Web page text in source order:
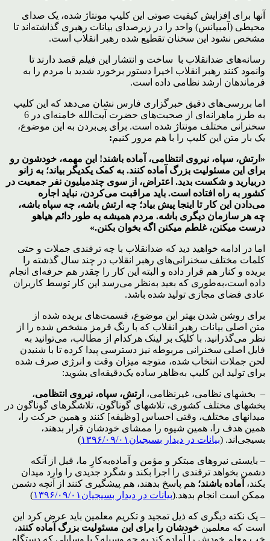
آنها برای افزایش کیفیت صوتی این کلیپ مونتاژ شده، یک صدای
محیطی (آمبیانس) واحد را در زیرصدای بیانات رهبری گذاشته‌اند تا
مشخص نشود این سخنان تقطیع شده رهبر انقلاب است.
رسانه‌های ضدانقلاب با ساخت و انتشار این فیلم قصد دارند تا
وانمود کنند رهبر انقلاب اخیرا دستور برخورد شدید با مردم را به
فرماندهان ارشد نظامی داده است.
اما بررسی‌های دقیق خبرگزاری فارس نشان می‌دهد که این کلیپ
به طرز ماهرانه‌ای از صحبت‌های حضرت آیت‌الله خامنه‌ای در 6
سخنرانی مختلف مونتاژ شده است. برای پی‌بردن به این موضوع،
یک بار متن این کلیپ را با هم مرور کنیم:
« ارتش، سپاه، نیروی انتظامی، آماده باشند! این مهمه، خودشون رو
برای این مسئولیت بزرگ آماده کنند. به کمک یکدیگر بیاند؛ به زانو
دربیارید و شکست بدید. اعتراض، از سوی چندمیلیون نفر جمعیت در
کشور به راه افتاده است. باید مراقبت می‌کردن، نباید اجاره
می‌دادن این کار تا اینجا پیش بیاد؛ چه ارتش باشه، چه سپاه باشه،
چه هر سازمان دیگری باشه. مردم همیشه به طور دائم هیاهو
درست میکنن،غلطم میکنن اگه بخوان بکنن.»
اما در ادامه خواهید دید که ضدانقلاب با چه ترفندی جملات و حتی
کلمات مختلف سخنرانی‌های رهبر انقلاب در چند سال گذشته را
بریده‌ و کنار هم قرار داده و البته این کار را چقدر هم حرفه‌ای انجام
داده است،به‌طوری که بعید به‌نظر می‌رسد این کار توسط کاربران
عادی فضای مجازی تولید شده باشد.
برای روشن شدن بهتر این موضوع، قسمت‌های بریده شده از
متن اصلی بیانات رهبر انقلاب که با رنگ قرمز مشخص شده را از
نظر می‌گذرانید. با کلیک بر لینک هرکدام از مطالب، می‌توانید به
فایل اصلی سخنرانی مربوطه نیز دسترسی پیدا کرده تا با شنیدن
لحن جملات انتخاب شده، متوجه میزان وقت و انرژی صرف شده
برای تولید این کلیپ به‌ظاهر ساده یک‌دقیقه‌ای بشوید:
– بخشهای نظامی، غیرنظامی، ارتش، سپاه، نیروی انتظامی،
بخشهای مختلف کشوری، تلاشهای گوناگون، تلاشگرهای گوناگون در
میدانهای مختلف، وقتی احساس [وظیفه] کنند و همین حرکت را،
همین هدف را، همین شیوه را ممشای خودشان قرار بدهند،
بسیجی‌اند. (بیانات در دیدار بسیجیان۱۳۹۶/۰۹/۰۱ )
– بایستی نیروهای مبتکر و مؤمن و آماده‌به‌کارِ ما، قبل از آنکه
دشمن بخواهد ترفندی را اجرا بکند و شگرد جدیدی را وارد میدان
بکند، آماده باشند؛ هم پاسخ بدهند، هم پیشگیری کنند از آنچه دشمن
ممکن است انجام بدهد.(بیانات در دیدار بسیجیان۱۳۹۶/۰۹/۰۱ )
– یک نکته دیگری که ذیل تمجید و تکریم معلمین باید عرض کرد این
است که معلمین خودشان را برای این مسئولیت بزرگ آماده کنند،
خب معلم خودش را آماده کند به چه وسیله؟ با وسایلی که دستگاه